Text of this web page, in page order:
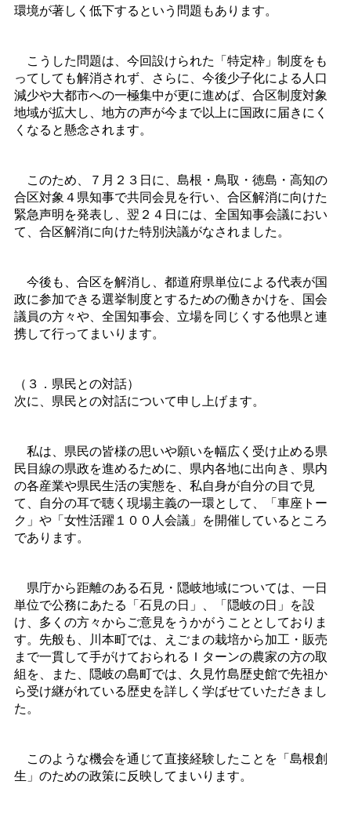
環境が著しく低下するという問題もあります。
こうした問題は、今回設けられた「特定枠」制度をも
ってしても解消されず、さらに、今後少子化による人口
減少や大都市への一極集中が更に進めば、合区制度対象
地域が拡大し、地方の声が今まで以上に国政に届きにく
くなると懸念されます。
このため、７月２３日に、島根・鳥取・徳島・高知の
合区対象４県知事で共同会見を行い、合区解消に向けた
緊急声明を発表し、翌２４日には、全国知事会議におい
て、合区解消に向けた特別決議がなされました。
今後も、合区を解消し、都道府県単位による代表が国
政に参加できる選挙制度とするための働きかけを、国会
議員の方々や、全国知事会、立場を同じくする他県と連
携して行ってまいります。
（３．県民との対話）
次に、県民との対話について申し上げます。
私は、県民の皆様の思いや願いを幅広く受け止める県
民目線の県政を進めるために、県内各地に出向き、県内
の各産業や県民生活の実態を、私自身が自分の目で見
て、自分の耳で聴く現場主義の一環として、「車座トー
ク」や「女性活躍１００人会議」を開催しているところ
であります。
県庁から距離のある石見・隠岐地域については、一日
単位で公務にあたる「石見の日」、「隠岐の日」を設
け、多くの方々からご意見をうかがうこととしておりま
す。先般も、川本町では、えごまの栽培から加工・販売
まで一貫して手がけておられるＩターンの農家の方の取
組を、また、隠岐の島町では、久見竹島歴史館で先祖か
ら受け継がれている歴史を詳しく学ばせていただきまし
た。
このような機会を通じて直接経験したことを「島根創
生」のための政策に反映してまいります。